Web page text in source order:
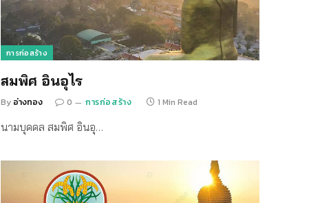
การก่อสร้าง
สมพิศ อินอุไร
By อ่างทอง 0 การก่อสร้าง 1 Min Read
นามบุคคล สมพิศ อินอุ…